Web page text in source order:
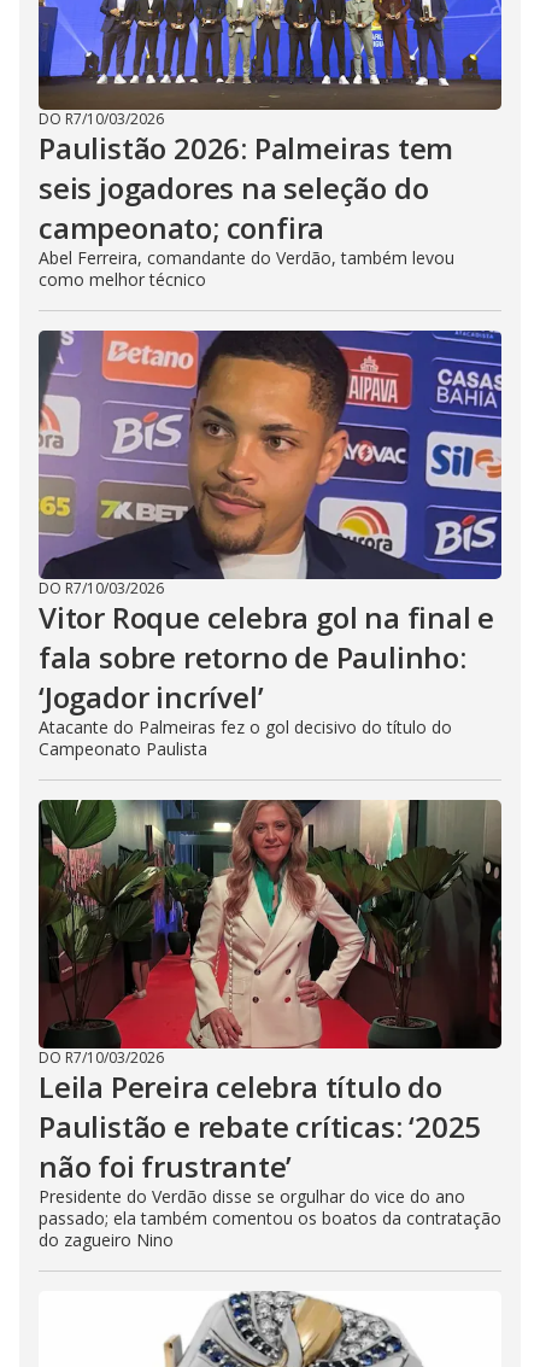
DO R7/10/03/2026
Paulistão 2026: Palmeiras tem
seis jogadores na seleção do
campeonato; confira
Abel Ferreira, comandante do Verdão, também levou
como melhor técnico
DO R7/10/03/2026
Vitor Roque celebra gol na final e
fala sobre retorno de Paulinho:
‘Jogador incrível’
Atacante do Palmeiras fez o gol decisivo do título do
Campeonato Paulista
DO R7/10/03/2026
Leila Pereira celebra título do
Paulistão e rebate críticas: ‘2025
não foi frustrante’
Presidente do Verdão disse se orgulhar do vice do ano
passado; ela também comentou os boatos da contratação
do zagueiro Nino